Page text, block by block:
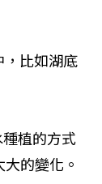
，比如湖底
植的方式
的變化。